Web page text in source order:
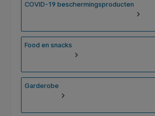
COVID-19 beschermingsproducten
Food en snacks
Garderobe